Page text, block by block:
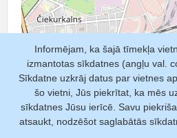
Informējam, ka šajā tīmekļa
izmantotas sīkdatnes (angļu val.
Sīkdatne uzkrāj datus par vietnes
šo vietni, Jūs piekrītat, ka mēs
sīkdatnes Jūsu ierīcē. Savu
atsaukt, nodzēšot saglabātās